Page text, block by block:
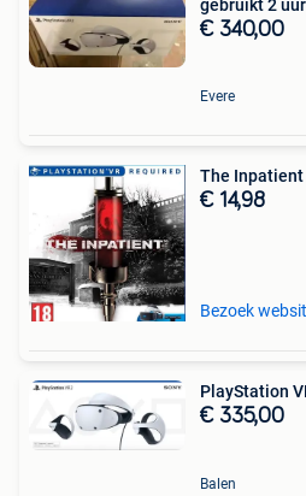
gebruikt 2 uur
€ 340,00
Evere
The Inpatient
€ 14,98
Bezoek
PlayStation
€ 335,00
Balen